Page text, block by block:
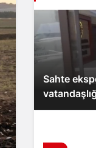
Sahte